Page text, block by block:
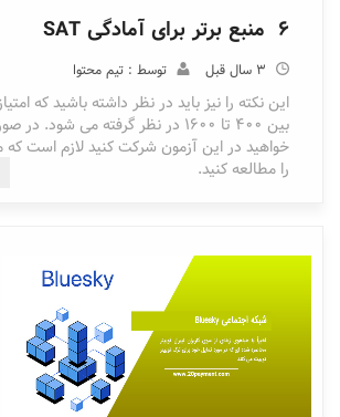
6 منبع برتر برای آمادگی SAT
3 سال قبل توسط : تیم محتوا
این نکته را نیز باید در نظر داشته باشید که
بین 400 تا 1600 در نظر گرفته می شود.
را مطالعه کنید.